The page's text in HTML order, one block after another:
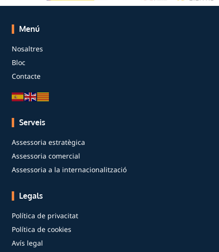
Menú
Nosaltres
Bloc
Contacte
Serveis
Assessoria estratègica
Assessoria comercial
Assessoria a la internacionalització
Legals
Política de privacitat
Política de cookies
Avís legal